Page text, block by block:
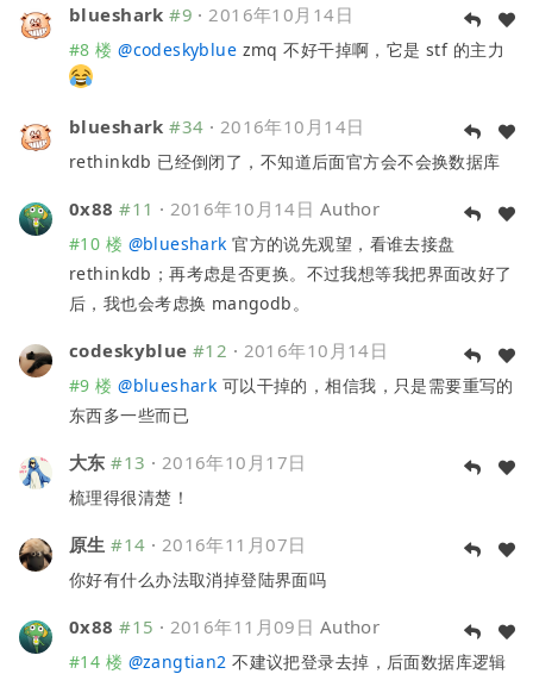
blueshark #9 · 2016年10月14日
#8 楼 @codeskyblue zmq 不好干掉啊，它是 stf 的主力
blueshark #34 · 2016年10月14日
rethinkdb 已经倒闭了，不知道后面官方会不会换数据库
0x88 #11 · 2016年10月14日 Author
#10 楼 @blueshark 官方的说先观望，看谁去接盘
rethinkdb；再考虑是否更换。不过我想等我把界面改好了
后，我也会考虑换 mangodb。
codeskyblue #12 · 2016年10月14日
#9 楼 @blueshark 可以干掉的，相信我，只是需要重写的
东西多一些而已
大东 #13 · 2016年10月17日
梳理得很清楚！
原生 #14 · 2016年11月07日
你好有什么办法取消掉登陆界面吗
0x88 #15 · 2016年11月09日 Author
#14 楼 @zangtian2 不建议把登录去掉，后面数据库逻辑